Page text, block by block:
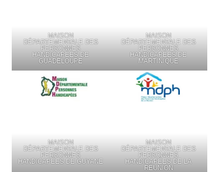
MAISON
DÉPARTEMENTALE DES
PERSONNES
HANDICAPÉES DE
GUADELOUPE
MAISON
DÉPARTEMENTALE DES
PERSONNES
HANDICAPÉES DE
MARTINIQUE
MAISON
DÉPARTEMENTALE DES
PERSONNES
HANDICAPÉES DE GUYANE
MAISON
DÉPARTEMENTALE DES
PERSONNES
HANDICAPÉES DE LA
RÉUNION